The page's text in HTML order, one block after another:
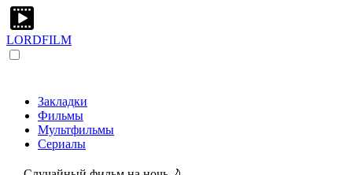
LORDFILM
Закладки
Фильмы
Мультфильмы
Сериалы